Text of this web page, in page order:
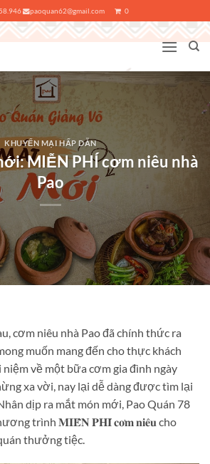
paoquan62@gmail.com 0
KHUYẾN MẠI HẤP DẪN
MIỄN PHÍ cơm niêu nhà
Pao
cơm niêu nhà Pao đã chính thức ra
muốn mang đến cho thực khách
về một bữa cơm gia đình ngày
xa vời, nay lại dễ dàng được tìm lại
dịp ra mắt món mới, Pao Quán 78
trình 𝐌𝐈𝐄̂̃𝐍 𝐏𝐇𝐈́ 𝐜𝐨̛𝐦 𝐧𝐢𝐞̂𝐮 cho
thưởng tiệc.